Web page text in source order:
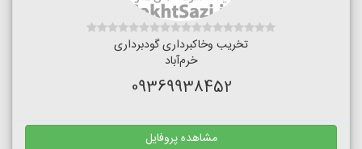
تخریب وخاکبرداری گودبرداری
خرم‌آباد
09369938452
مشاهده پروفایل